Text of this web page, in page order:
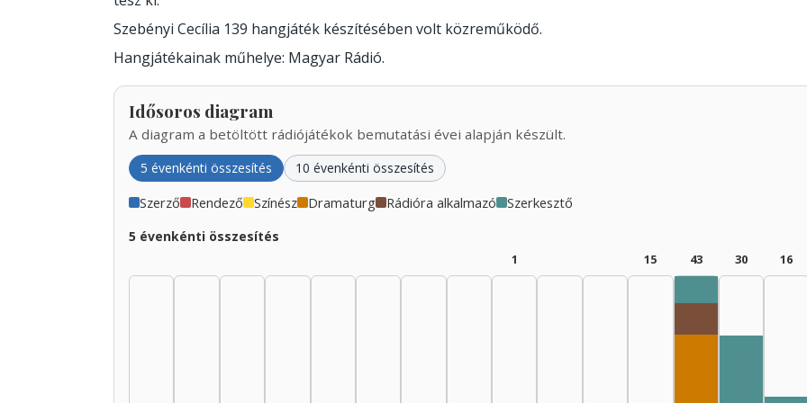
Szebényi Cecília 139 hangjáték készítésében volt közreműködő.
Hangjátékainak műhelye: Magyar Rádió.
Idősoros diagram
A diagram a betöltött rádiójátékok bemutatási évei alapján készült.
5 évenkénti összesítés 10 évenkénti összesítés
Szerző Rendező Színész Dramaturg Rádióra alkalmazó Szerkesztő
5 évenkénti összesítés
1 15 43
Szerkesztő,
30 16